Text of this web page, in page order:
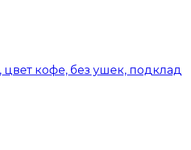
кофе, без ушек, подклад